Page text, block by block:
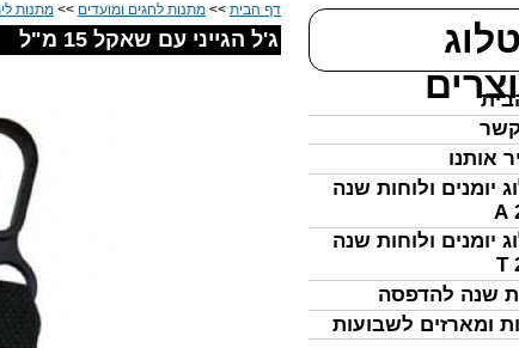
אותנו
יומנים ולוחות שנה
יומנים ולוחות שנה
שנה להדפסה
ומארזים לשבועות
דף הבית >> מתנות לחגים ומועדים >> מתנות
ג'ל הגייני עם שאקל 15 מ"ל